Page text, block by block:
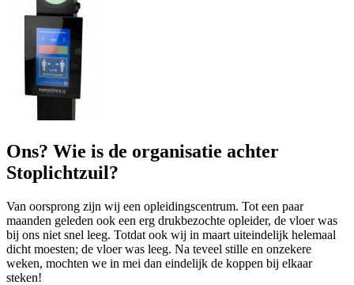
Ons? Wie is de organisatie achter
Stoplichtzuil?
Van oorsprong zijn wij een opleidingscentrum. Tot een paar
maanden geleden ook een erg drukbezochte opleider, de vloer was
bij ons niet snel leeg. Totdat ook wij in maart uiteindelijk helemaal
dicht moesten; de vloer was leeg. Na teveel stille en onzekere
weken, mochten we in mei dan eindelijk de koppen bij elkaar
steken!